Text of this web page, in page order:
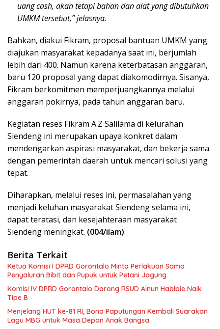
uang cash, akan tetapi bahan dan alat yang dibutuhkan
UMKM tersebut,” jelasnya.
Bahkan, diakui Fikram, proposal bantuan UMKM yang
diajukan masyarakat kepadanya saat ini, berjumlah
lebih dari 400. Namun karena keterbatasan anggaran,
baru 120 proposal yang dapat diakomodirnya. Sisanya,
Fikram berkomitmen memperjuangkannya melalui
anggaran pokirnya, pada tahun anggaran baru.
Kegiatan reses Fikram A.Z Salilama di kelurahan
Siendeng ini merupakan upaya konkret dalam
mendengarkan aspirasi masyarakat, dan bekerja sama
dengan pemerintah daerah untuk mencari solusi yang
tepat.
Diharapkan, melalui reses ini, permasalahan yang
menjadi keluhan masyarakat Siendeng selama ini,
dapat teratasi, dan kesejahteraan masyarakat
Siendeng meningkat. (004/ilam)
Berita Terkait
Ketua Komisi I DPRD Gorontalo Minta Perlakuan Sama
Penyaluran Bibit dan Pupuk untuk Petani Jagung
Komisi IV DPRD Gorontalo Dorong RSUD Ainun Habibie Naik
Tipe B
Menjelang HUT ke-81 RI, Bona Paputungan Kembali Suarakan
Lagu MBG untuk Masa Depan Anak Bangsa